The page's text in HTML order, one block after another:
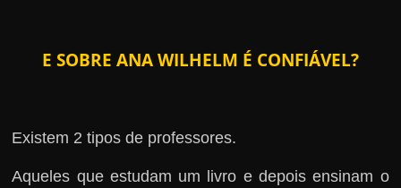
E SOBRE ANA WILHELM É CONFIÁVEL?
Existem 2 tipos de professores.
Aqueles que estudam um livro e depois ensinam o